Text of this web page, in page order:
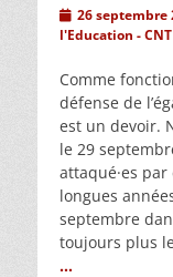
Posted
on
26 septembre
l'Education - CNT
Comme
défense de
est un devoir.
le 29
attaqué·es
longues
septembre
toujours plus
…